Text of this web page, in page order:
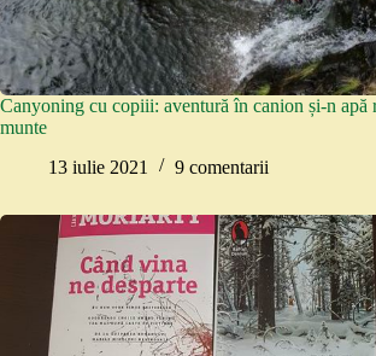
Canyoning cu copiii: aventură în canion și-n apă
munte
13 iulie 2021
9 comentarii